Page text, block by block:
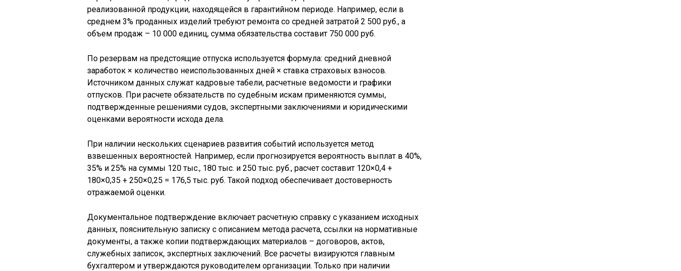
реализованной продукции, находящейся в гарантийном периоде. Например, если в
среднем 3% проданных изделий требуют ремонта со средней затратой 2 500 руб., а
объем продаж – 10 000 единиц, сумма обязательства составит 750 000 руб.
По резервам на предстоящие отпуска используется формула: средний дневной
заработок × количество неиспользованных дней × ставка страховых взносов.
Источником данных служат кадровые табели, расчетные ведомости и графики
отпусков. При расчете обязательств по судебным искам применяются суммы,
подтвержденные решениями судов, экспертными заключениями и юридическими
оценками вероятности исхода дела.
При наличии нескольких сценариев развития событий используется метод
взвешенных вероятностей. Например, если прогнозируется вероятность выплат в 40%,
35% и 25% на суммы 120 тыс., 180 тыс. и 250 тыс. руб., расчет составит 120×0,4 +
180×0,35 + 250×0,25 = 176,5 тыс. руб. Такой подход обеспечивает достоверность
отражаемой оценки.
Документальное подтверждение включает расчетную справку с указанием исходных
данных, пояснительную записку с описанием метода расчета, ссылки на нормативные
документы, а также копии подтверждающих материалов – договоров, актов,
служебных записок, экспертных заключений. Все расчеты визируются главным
бухгалтером и утверждаются руководителем организации. Только при наличии